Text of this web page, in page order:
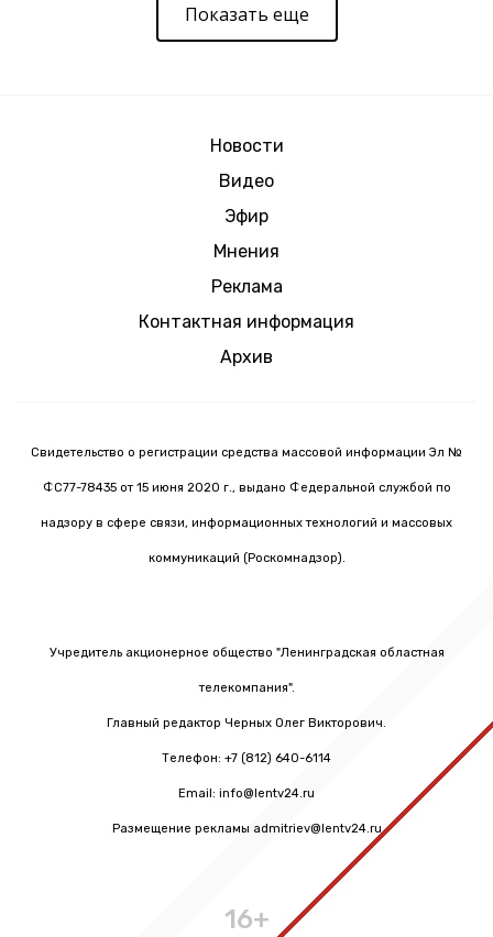
Показать еще
Новости
Видео
Эфир
Мнения
Реклама
Контактная информация
Архив
Свидетельство о регистрации средства массовой информации Эл №
ФС77-78435 от 15 июня 2020 г., выдано Федеральной службой по
надзору в сфере связи, информационных технологий и массовых
коммуникаций (Роскомнадзор).
Учредитель акционерное общество "Ленинградская областная
телекомпания".
Главный редактор Черных Олег Викторович.
Телефон: +7 (812) 640-6114
Email: info@lentv24.ru
Размещение рекламы admitriev@lentv24.ru
16+